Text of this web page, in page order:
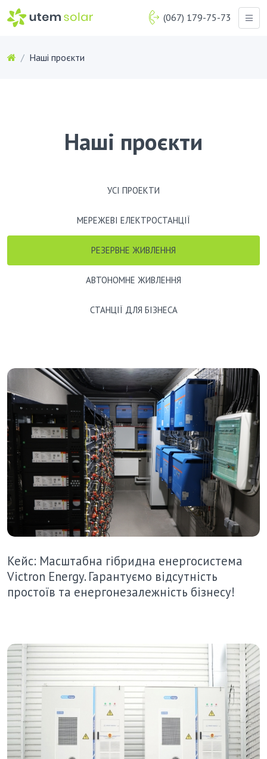
(067) 179-75-73
Наші проєкти
Наші проєкти
УСІ ПРОЕКТИ
МЕРЕЖЕВІ ЕЛЕКТРОСТАНЦІЇ
РЕЗЕРВНЕ ЖИВЛЕННЯ
АВТОНОМНЕ ЖИВЛЕННЯ
СТАНЦІЇ ДЛЯ БІЗНЕСА
Кейс: Масштабна гібридна енергосистема
Victron Energy. Гарантуємо відсутність
простоїв та енергонезалежність бізнесу!